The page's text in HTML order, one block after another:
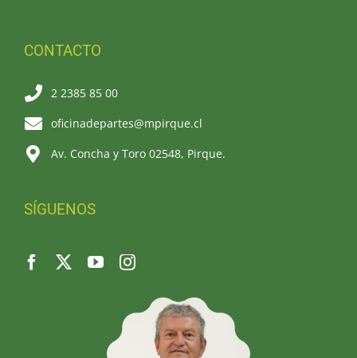
CONTACTO
2 2385 85 00
oficinadepartes@mpirque.cl
Av. Concha y Toro 02548, Pirque.
SÍGUENOS